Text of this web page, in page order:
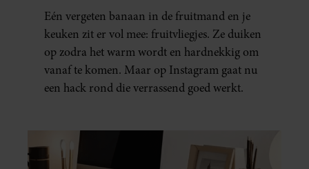
Eén vergeten banaan in de fruitmand en je
keuken zit er vol mee: fruitvliegjes. Ze duiken
op zodra het warm wordt en hardnekkig om
vanaf te komen. Maar op Instagram gaat nu
een hack rond die verrassend goed werkt.